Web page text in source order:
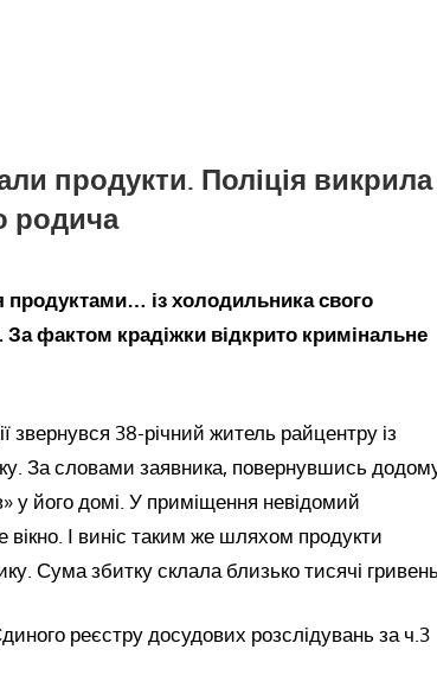
продукти. Поліція викрила
родича
продуктами… із холодильника свого
фактом крадіжки відкрито кримінальне
звернувся 38-річний житель райцентру із
За словами заявника, повернувшись
у його домі. У приміщення невідомий
І виніс таким же шляхом продукти
Сума збитку склала близько тисячі
реєстру досудових розслідувань за ч.3